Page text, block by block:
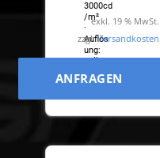
3000cd
/m²
·
Auflös
ung:
1080x1
920px
exkl. 19 % MwSt.
zzgl.Versandkosten
ANFRAGEN